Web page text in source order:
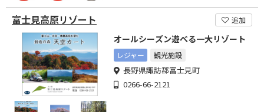
富士見高原リゾート 追加
オールシーズン遊べる一大リゾート
レジャー 観光施設
長野県諏訪郡富士見町
0266-66-2121